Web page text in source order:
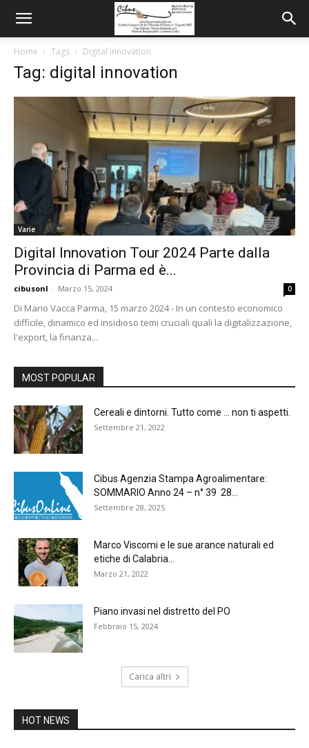
Home Tags Digital innovation
Tag: digital innovation
Varie
Digital Innovation Tour 2024 Parte dalla
Provincia di Parma ed è...
cibusonl - Marzo 15, 2024 0
Di Mario Vacca Parma, 15 marzo 2024 - In un contesto economico
difficile, dinamico ed insidioso temi cruciali quali la digitalizzazione,
l'export, la finanza...
MOST POPULAR
Cereali e dintorni. Tutto come … non ti aspetti.
Settembre 21, 2022
Cibus Agenzia Stampa Agroalimentare:
SOMMARIO Anno 24 – n° 39 28...
Settembre 28, 2025
Marco Viscomi e le sue arance naturali ed
etiche di Calabria...
Marzo 21, 2022
Piano invasi nel distretto del PO
Febbraio 15, 2024
Carica altri
HOT NEWS